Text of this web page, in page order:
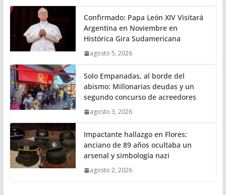
Confirmado: Papa León XIV Visitará
Argentina en Noviembre en
Histórica Gira Sudamericana
agosto 5, 2026
Solo Empanadas, al borde del
abismo: Millonarias deudas y un
segundo concurso de acreedores
agosto 3, 2026
Impactante hallazgo en Flores:
anciano de 89 años ocultaba un
arsenal y simbología nazi
agosto 2, 2026